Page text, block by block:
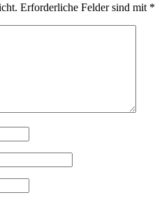
Erforderliche Felder sind mit *